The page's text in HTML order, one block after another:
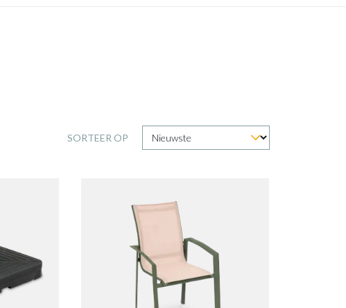
SORTEER OP